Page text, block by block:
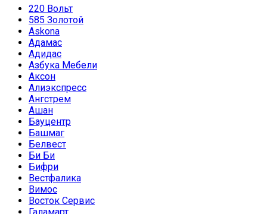
220 Вольт
585 Золотой
Askona
Адамас
Адидас
Азбука Мебели
Аксон
Алиэкспресс
Ангстрем
Ашан
Бауцентр
Башмаг
Белвест
Би Би
Бифри
Вестфалика
Вимос
Восток Сервис